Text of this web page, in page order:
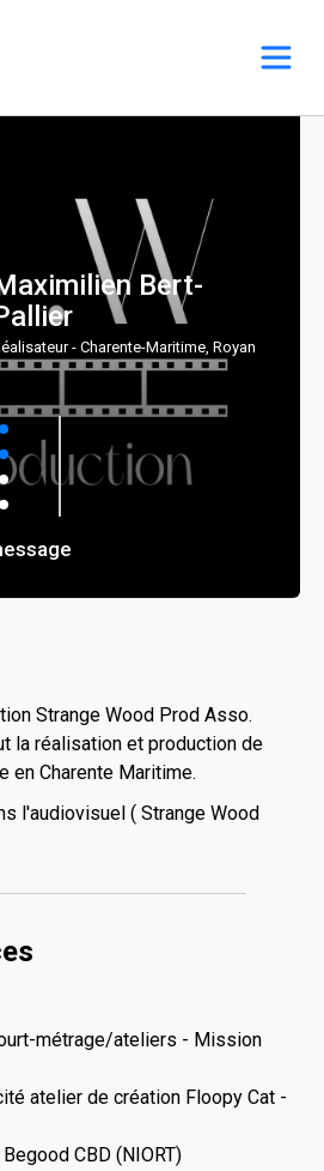
Bert-
- Charente-Maritime, Royan
Strange Wood Prod Asso.
la réalisation et production de
en Charente Maritime.
l'audiovisuel ( Strange Wood
métrage/ateliers - Mission
atelier de création Floopy Cat -
CBD (NIORT)